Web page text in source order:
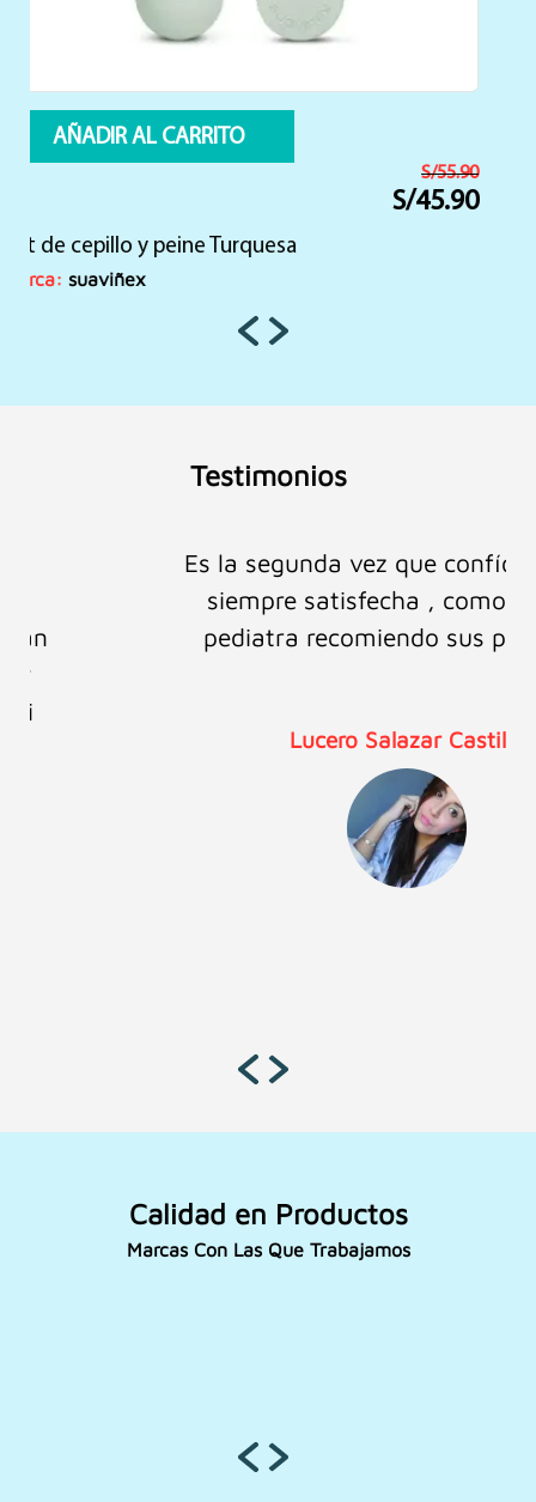
AÑADIR AL CARRITO
S/170.00
original
S/159.90
actual
Set de higiene y aseo para bebé – SUAVIÑEX
Marca:suaviñex
Testimonios
Es la segunda vez que confío en ellos y
siempre satisfecha , como mamá y
pediatra recomiendo sus productos.
Lucero Salazar Castillo
Calidad en Productos
Marcas Con Las Que Trabajamos